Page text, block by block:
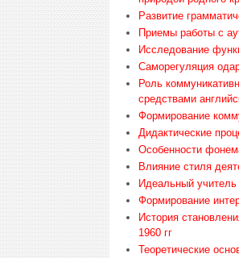
Развитие
Приемы работы с
Исследование
Саморегуляция
Роль
средствами
Формирование
Дидактические
Особенности
Влияние стиля
Идеальный учитель
Формирование
История
1960 гг
Теоретические